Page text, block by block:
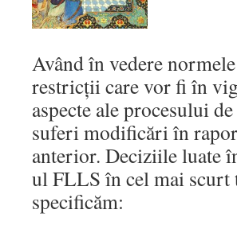
Având în vedere
restricții care vor fi în
aspecte ale procesului
suferi modificări în
anterior. Deciziile luate
ul FLLS în cel mai scurt
specificăm: